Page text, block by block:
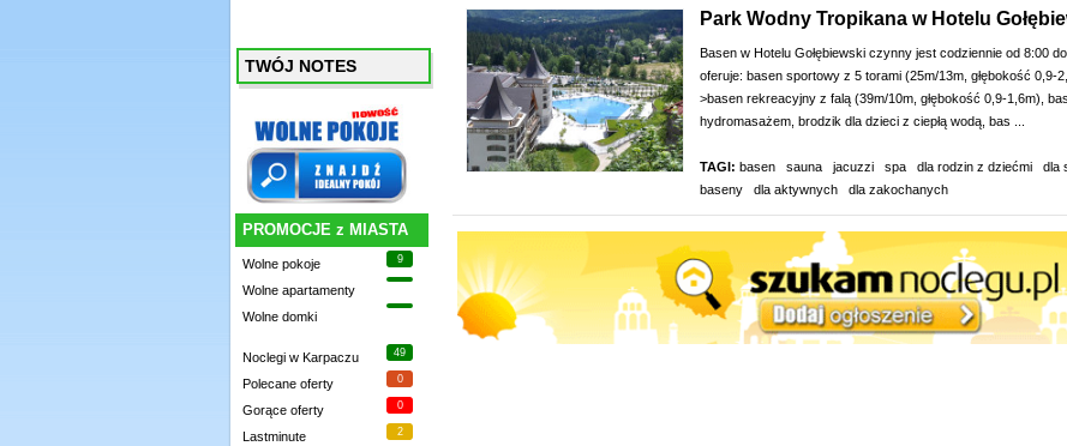
TWÓJ NOTES
PROMOCJE z MIASTA
Wolne pokoje 9
Wolne apartamenty
Wolne domki
Noclegi w Karpaczu 49
Polecane oferty 0
Gorące oferty 0
Lastminute 2
Park Wodny Tropikana w Hotelu
Basen w Hotelu Gołębiewski czynny jest codziennie od 8:00 do
oferuje: basen sportowy z 5 torami (25m/13m, głębokość 0,9-
>basen rekreacyjny z falą (39m/10m, głębokość 0,9-1,6m),
hydromasażem, brodzik dla dzieci z ciepłą wodą, bas ...
TAGI: basen sauna jacuzzi spa dla rodzin z dziećmi
dla
baseny
dla aktywnych dla zakochanych